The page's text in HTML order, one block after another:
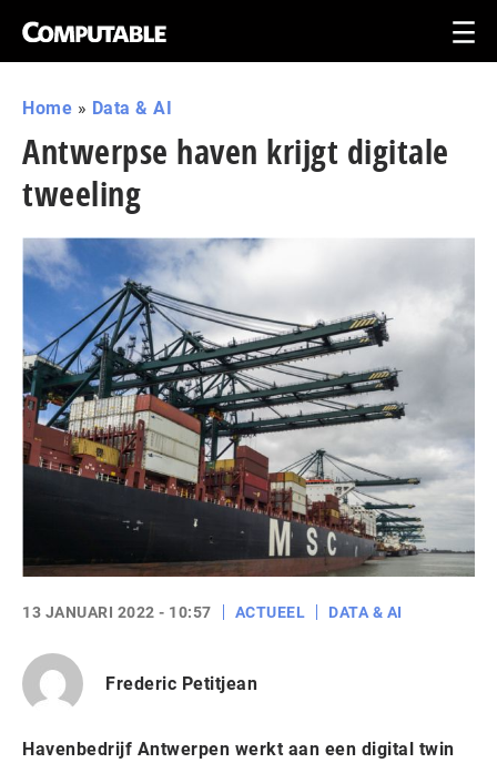
Home » Data & AI
Antwerpse haven krijgt digitale
tweeling
13 JANUARI 2022 - 10:57 ACTUEEL DATA & AI
Frederic Petitjean
Havenbedrijf Antwerpen werkt aan een digital twin